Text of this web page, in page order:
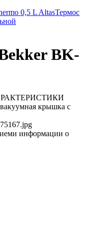
0,5 L AltasТермос
BK-
крышка с
информации о